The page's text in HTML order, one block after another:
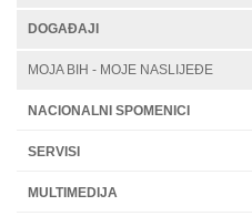
DOGAĐAJI
MOJA BIH - MOJE NASLIJEĐE
NACIONALNI SPOMENICI
SERVISI
MULTIMEDIJA